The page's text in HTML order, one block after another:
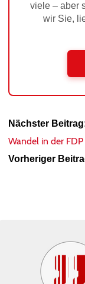
viele – aber
wir Sie,
Nächster
Wandel in der FDP
Vorheriger